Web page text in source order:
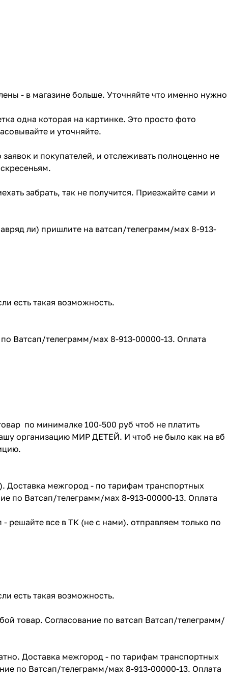
- в магазине больше. Уточняйте что именно нужно
одна которая на картинке. Это просто фото
и уточняйте.
и покупателей, и отслеживать полноценно не
забрать, так не получится. Приезжайте сами и
ли) пришлите на ватсап/телеграмм/мах 8-913-
есть такая возможность.
Ватсап/телеграмм/мах 8-913-00000-13. Оплата
по минималке 100-500 руб чтоб не платить
организацию МИР ДЕТЕЙ. И чтоб не было как на вб
Доставка межгород - по тарифам транспортных
по Ватсап/телеграмм/мах 8-913-00000-13. Оплата
решайте все в ТК (не с нами). отправляем только по
есть такая возможность.
товар. Согласование по ватсап Ватсап/телеграмм/
Доставка межгород - по тарифам транспортных
по Ватсап/телеграмм/мах 8-913-00000-13. Оплата